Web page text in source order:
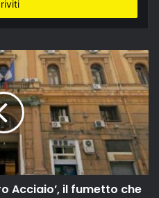
Acciaio’, il fumetto che